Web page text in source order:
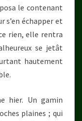
le contenant
s’en échapper et
rien, elle rentra
se jetât
hautement
hier. Un gamin
plaines ; qui